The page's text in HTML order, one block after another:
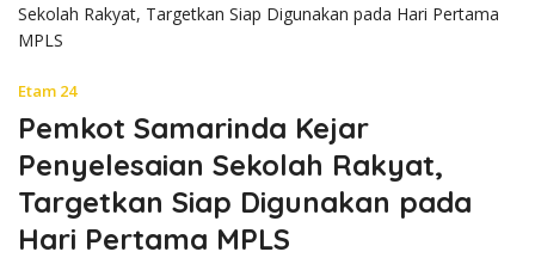
Sekolah Rakyat, Targetkan Siap Digunakan pada Hari Pertama
MPLS
Etam 24
Pemkot Samarinda Kejar
Penyelesaian Sekolah Rakyat,
Targetkan Siap Digunakan pada
Hari Pertama MPLS